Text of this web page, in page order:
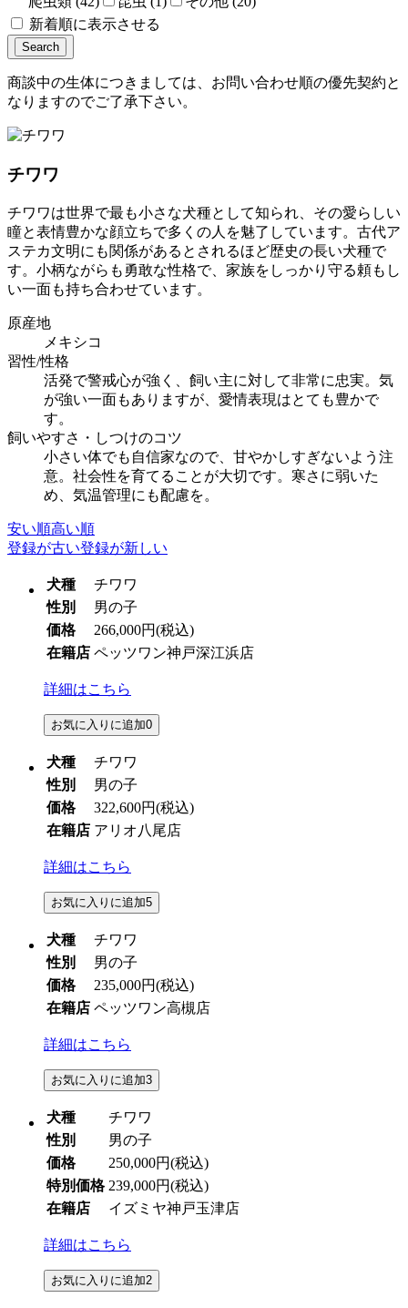
新着順に表示させる
商談中の生体につきましては、お問い合わせ順の優先契約と
なりますのでご了承下さい。
チワワ
チワワは世界で最も小さな犬種として知られ、その愛らしい
瞳と表情豊かな顔立ちで多くの人を魅了しています。古代ア
ステカ文明にも関係があるとされるほど歴史の長い犬種で
す。小柄ながらも勇敢な性格で、家族をしっかり守る頼もし
い一面も持ち合わせています。
原産地
メキシコ
習性/性格
活発で警戒心が強く、飼い主に対して非常に忠実。気
が強い一面もありますが、愛情表現はとても豊かで
す。
飼いやすさ・しつけのコツ
小さい体でも自信家なので、甘やかしすぎないよう注
意。社会性を育てることが大切です。寒さに弱いた
め、気温管理にも配慮を。
安い順高い順
登録が古い登録が新しい
犬種
チワワ
性別
男の子
価格
266,000円(税込)
在籍店 ペッツワン神戸深江浜店
詳細はこちら
お気に入りに追加0
犬種
チワワ
性別
男の子
価格
322,600円(税込)
在籍店 アリオ八尾店
詳細はこちら
お気に入りに追加5
犬種
チワワ
性別
男の子
価格
235,000円(税込)
在籍店 ペッツワン高槻店
詳細はこちら
お気に入りに追加3
犬種
チワワ
性別
男の子
価格
250,000円(税込)
特別価格 239,000円(税込)
在籍店
イズミヤ神戸玉津店
詳細はこちら
お気に入りに追加2